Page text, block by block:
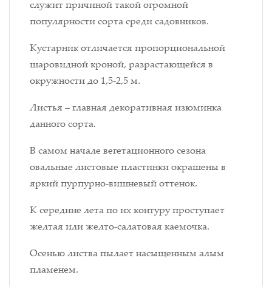
служит причиной такой огромной
популярности сорта среди садовников.
Кустарник отличается пропорциональной
шаровидной кроной, разрастающейся в
окружности до 1,5-2,5 м.
Листья – главная декоративная изюминка
данного сорта.
В самом начале вегетационного сезона
овальные листовые пластинки окрашены в
яркий пурпурно-вишневый оттенок.
К середине лета по их контуру проступает
желтая или желто-салатовая каемочка.
Осенью листва пылает насыщенным алым
пламенем.